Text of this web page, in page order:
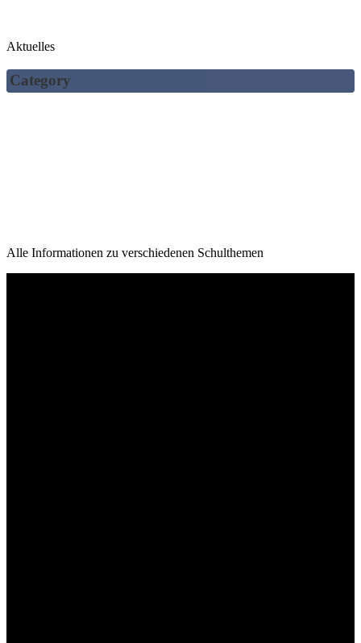
Aktuelles
Category
Alle Informationen zu verschiedenen Schulthemen